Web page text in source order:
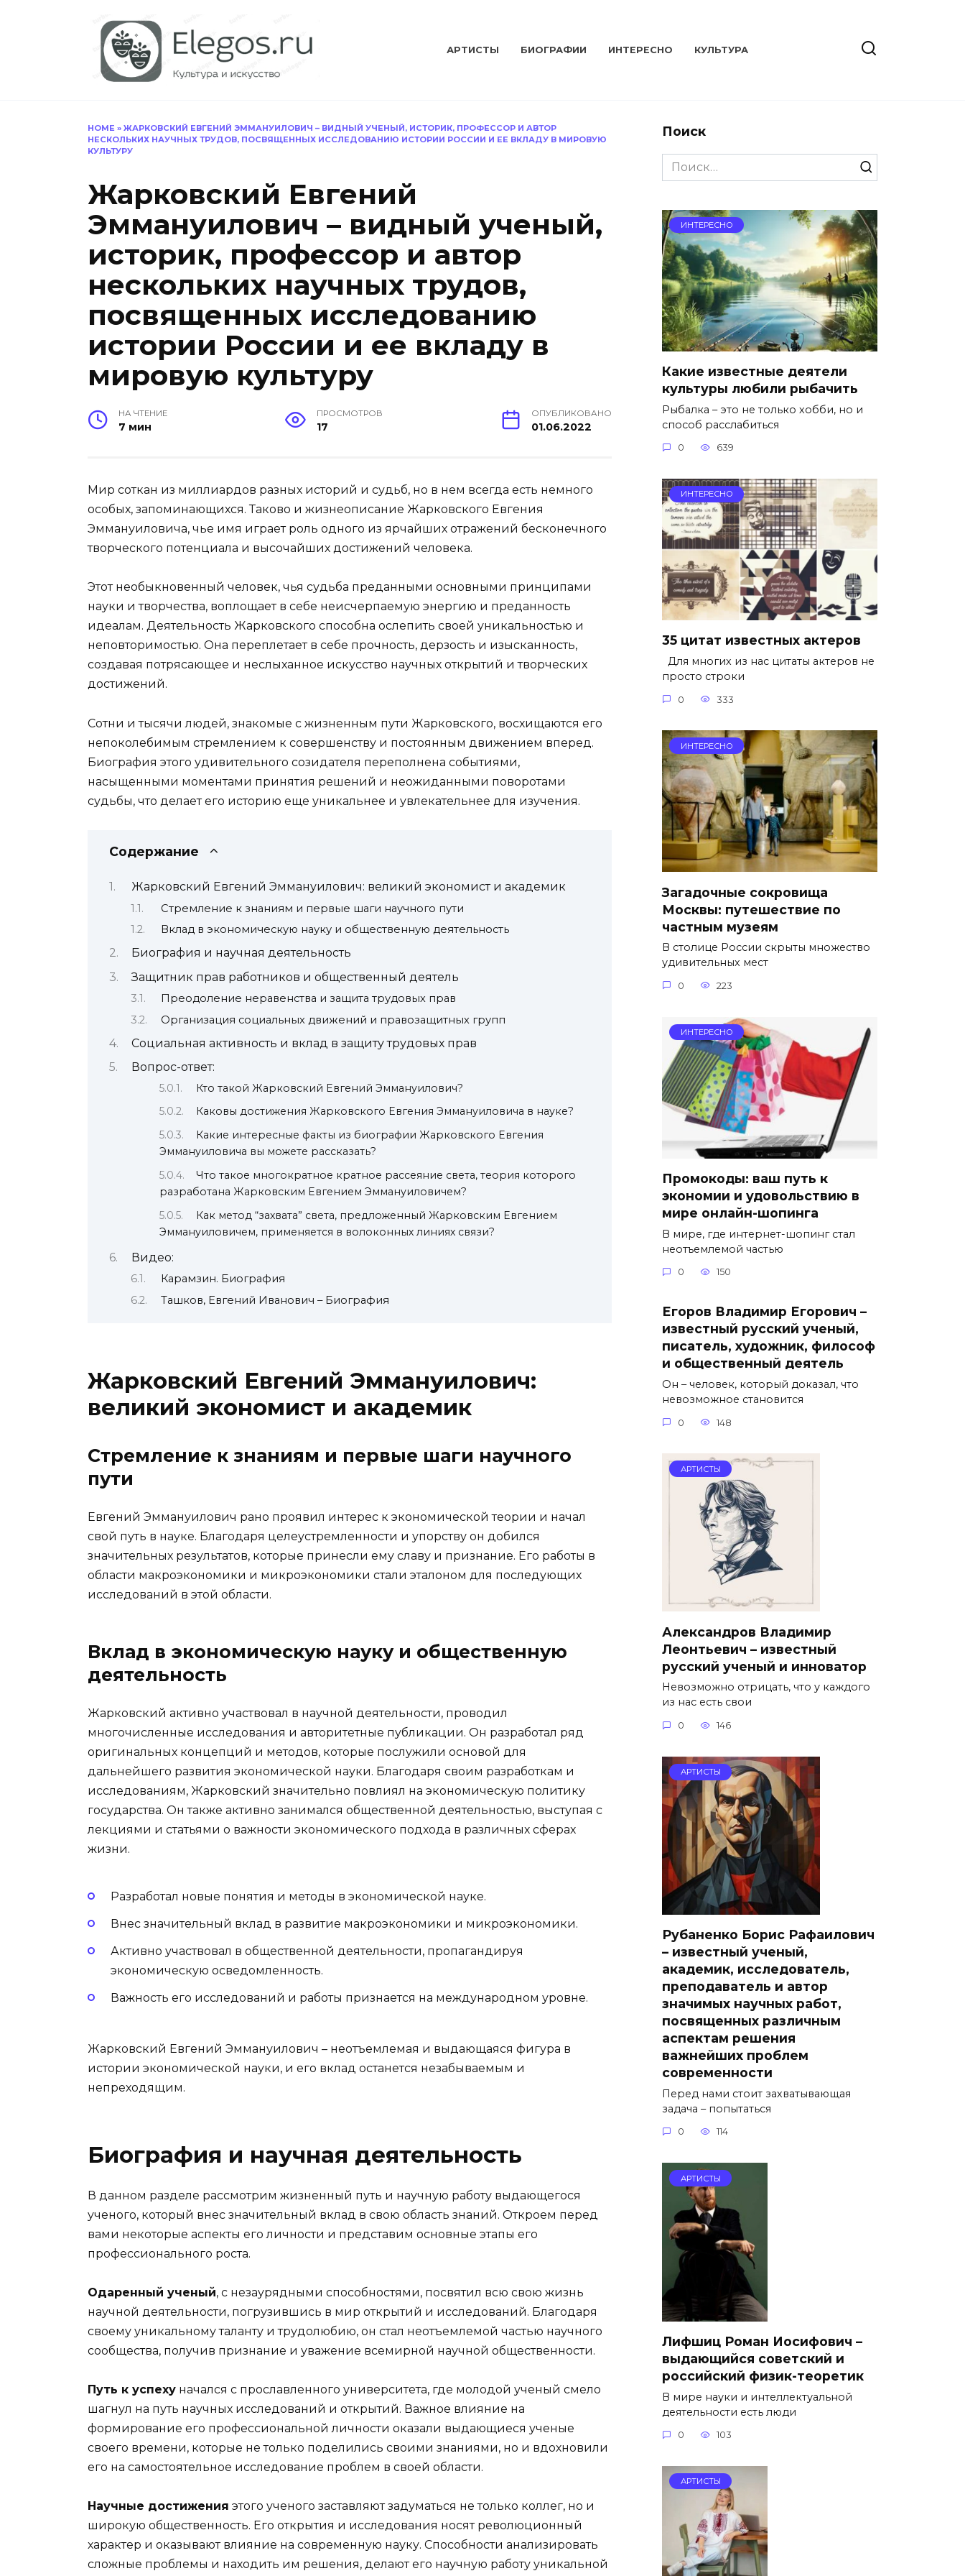
АРТИСТЫ БИОГРАФИИ ИНТЕРЕСНО КУЛЬТУРА
HOME » ЖАРКОВСКИЙ ЕВГЕНИЙ ЭММАНУИЛОВИЧ – ВИДНЫЙ УЧЕНЫЙ, ИСТОРИК, ПРОФЕССОР И АВТОР
НЕСКОЛЬКИХ НАУЧНЫХ ТРУДОВ, ПОСВЯЩЕННЫХ ИССЛЕДОВАНИЮ ИСТОРИИ РОССИИ И ЕЕ ВКЛАДУ В МИРОВУЮ
КУЛЬТУРУ
Жарковский Евгений
Эммануилович – видный ученый,
историк, профессор и автор
нескольких научных трудов,
посвященных исследованию
истории России и ее вкладу в
мировую культуру
НА ЧТЕНИЕ
7 мин
ПРОСМОТРОВ
17
ОПУБЛИКОВАНО
01.06.2022
Мир соткан из миллиардов разных историй и судьб, но в нем всегда есть немного
особых, запоминающихся. Таково и жизнеописание Жарковского Евгения
Эммануиловича, чье имя играет роль одного из ярчайших отражений бесконечного
творческого потенциала и высочайших достижений человека.
Этот необыкновенный человек, чья судьба преданными основными принципами
науки и творчества, воплощает в себе неисчерпаемую энергию и преданность
идеалам. Деятельность Жарковского способна ослепить своей уникальностью и
неповторимостью. Она переплетает в себе прочность, дерзость и изысканность,
создавая потрясающее и неслыханное искусство научных открытий и творческих
достижений.
Сотни и тысячи людей, знакомые с жизненным пути Жарковского, восхищаются его
непоколебимым стремлением к совершенству и постоянным движением вперед.
Биография этого удивительного созидателя переполнена событиями,
насыщенными моментами принятия решений и неожиданными поворотами
судьбы, что делает его историю еще уникальнее и увлекательнее для изучения.
Содержание
Жарковский Евгений Эммануилович: великий экономист и академик
Стремление к знаниям и первые шаги научного пути
Вклад в экономическую науку и общественную деятельность
Биография и научная деятельность
Защитник прав работников и общественный деятель
Преодоление неравенства и защита трудовых прав
Организация социальных движений и правозащитных групп
Социальная активность и вклад в защиту трудовых прав
Вопрос-ответ:
Кто такой Жарковский Евгений Эммануилович?
Каковы достижения Жарковского Евгения Эммануиловича в науке?
Какие интересные факты из биографии Жарковского Евгения
Эммануиловича вы можете рассказать?
Что такое многократное кратное рассеяние света, теория которого
разработана Жарковским Евгением Эммануиловичем?
Как метод “захвата” света, предложенный Жарковским Евгением
Эммануиловичем, применяется в волоконных линиях связи?
Видео:
Карамзин. Биография
Ташков, Евгений Иванович – Биография
Жарковский Евгений Эммануилович:
великий экономист и академик
Стремление к знаниям и первые шаги научного
пути
Евгений Эммануилович рано проявил интерес к экономической теории и начал
свой путь в науке. Благодаря целеустремленности и упорству он добился
значительных результатов, которые принесли ему славу и признание. Его работы в
области макроэкономики и микроэкономики стали эталоном для последующих
исследований в этой области.
Вклад в экономическую науку и общественную
деятельность
Жарковский активно участвовал в научной деятельности, проводил
многочисленные исследования и авторитетные публикации. Он разработал ряд
оригинальных концепций и методов, которые послужили основой для
дальнейшего развития экономической науки. Благодаря своим разработкам и
исследованиям, Жарковский значительно повлиял на экономическую политику
государства. Он также активно занимался общественной деятельностью, выступая с
лекциями и статьями о важности экономического подхода в различных сферах
жизни.
Разработал новые понятия и методы в экономической науке.
Внес значительный вклад в развитие макроэкономики и микроэкономики.
Активно участвовал в общественной деятельности, пропагандируя
экономическую осведомленность.
Важность его исследований и работы признается на международном уровне.
Жарковский Евгений Эммануилович – неотъемлемая и выдающаяся фигура в
истории экономической науки, и его вклад останется незабываемым и
непреходящим.
Биография и научная деятельность
В данном разделе рассмотрим жизненный путь и научную работу выдающегося
ученого, который внес значительный вклад в свою область знаний. Откроем перед
вами некоторые аспекты его личности и представим основные этапы его
профессионального роста.
Одаренный ученый, с незаурядными способностями, посвятил всю свою жизнь
научной деятельности, погрузившись в мир открытий и исследований. Благодаря
своему уникальному таланту и трудолюбию, он стал неотъемлемой частью научного
сообщества, получив признание и уважение всемирной научной общественности.
Путь к успеху начался с прославленного университета, где молодой ученый смело
шагнул на путь научных исследований и открытий. Важное влияние на
формирование его профессиональной личности оказали выдающиеся ученые
своего времени, которые не только поделились своими знаниями, но и вдохновили
его на самостоятельное исследование проблем в своей области.
Научные достижения этого ученого заставляют задуматься не только коллег, но и
широкую общественность. Его открытия и исследования носят революционный
характер и оказывают влияние на современную науку. Способности анализировать
сложные проблемы и находить им решения, делают его научную работу уникальной
Поиск
Search
for:
ИНТЕРЕСНО
Какие известные деятели
культуры любили рыбачить
Рыбалка – это не только хобби, но и
способ расслабиться
0 639
ИНТЕРЕСНО
35 цитат известных актеров
Для многих из нас цитаты актеров не
просто строки
0 333
ИНТЕРЕСНО
Загадочные сокровища
Москвы: путешествие по
частным музеям
В столице России скрыты множество
удивительных мест
0 223
ИНТЕРЕСНО
Промокоды: ваш путь к
экономии и удовольствию в
мире онлайн-шопинга
В мире, где интернет-шопинг стал
неотъемлемой частью
0 150
Егоров Владимир Егорович –
известный русский ученый,
писатель, художник, философ
и общественный деятель
Он – человек, который доказал, что
невозможное становится
0 148
АРТИСТЫ
Александров Владимир
Леонтьевич – известный
русский ученый и инноватор
Невозможно отрицать, что у каждого
из нас есть свои
0 146
АРТИСТЫ
Рубаненко Борис Рафаилович
– известный ученый,
академик, исследователь,
преподаватель и автор
значимых научных работ,
посвященных различным
аспектам решения
важнейших проблем
современности
Перед нами стоит захватывающая
задача – попытаться
0 114
АРТИСТЫ
Лифшиц Роман Иосифович –
выдающийся советский и
российский физик-теоретик
В мире науки и интеллектуальной
деятельности есть люди
0 103
АРТИСТЫ